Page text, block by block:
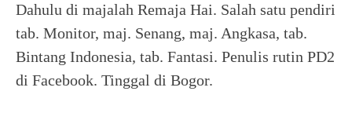
Dahulu di majalah Remaja Hai. Salah satu pendiri
tab. Monitor, maj. Senang, maj. Angkasa, tab.
Bintang Indonesia, tab. Fantasi. Penulis rutin PD2
di Facebook. Tinggal di Bogor.